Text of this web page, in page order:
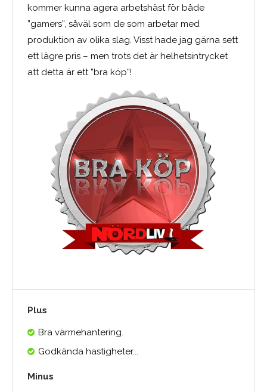
kommer kunna agera arbetshäst för både
”gamers”, såväl som de som arbetar med
produktion av olika slag. Visst hade jag gärna sett
ett lägre pris – men trots det är helhetsintrycket
att detta är ett ”bra köp”!
Plus
Bra värmehantering.
Godkända hastigheter...
Minus